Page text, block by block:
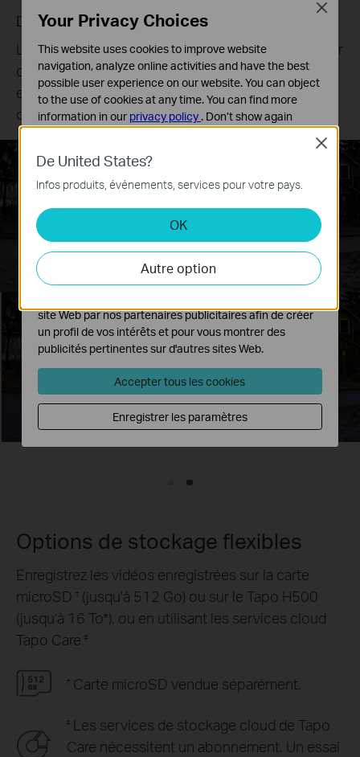
couleur
dans des
la
Clarté 2K 3MP : Voyez chaque détail
Améliorez la sécurité de votre
vue en direct 2K 3MP d'une netteté
Identifiez les visages, les plaques
et autres détails essentiels avec une
Options de stockage flexibles
Enregistrez les vidéos enregistrées sur la carte
microSD † (jusqu'à 512 Go) ou sur le Tapo H500
(jusqu'à 16 To*), ou en utilisant les services cloud
Tapo Care ‡ .
†Carte microSD vendue séparément.
‡Les services de stockage cloud de Tapo
Care nécessitent un abonnement. Un essai
De United States?
Infos produits, événements, services pour votre pays.
OK
Autre option
Close
Your Privacy Choices
This website uses cookies to improve website
navigation, analyze online activities and have the best
possible user experience on our website. You can object
to the use of cookies at any time. You can find more
information in our privacy policy . Don’t show again
Ces cookies sont nécessaires au fonctionnement du
site Web et ne peuvent pas être désactivés dans vos
systèmes.
Cookies d'analyse et marketing
Les cookies d'analyse nous permettent d'analyser vos
activités sur notre site Web pour améliorer et ajuster les
fonctionnalités de notre site Web.
site Web par nos partenaires publicitaires afin de créer
un profil de vos intérêts et pour vous montrer des
publicités pertinentes sur d'autres sites Web.
Accepter tous les cookies
Enregistrer les paramètres
Close